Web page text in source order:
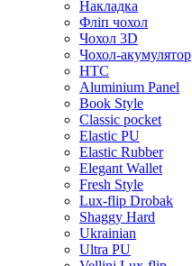
Накладка
Фліп чохол
Чохол 3D
Чохол-акумулятор
HTC
Aluminium Panel
Book Style
Classic pocket
Elastic PU
Elastic Rubber
Elegant Wallet
Fresh Style
Lux-flip Drobak
Shaggy Hard
Ukrainian
Ultra PU